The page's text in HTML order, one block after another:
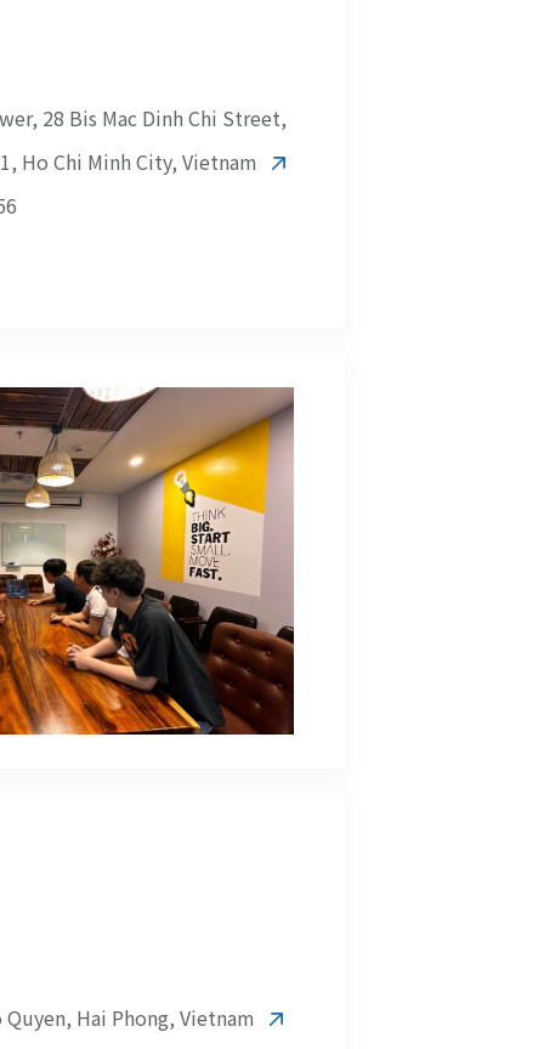
28 Bis Mac Dinh Chi Street,
Ho Chi Minh City, Vietnam
Hai Phong, Vietnam